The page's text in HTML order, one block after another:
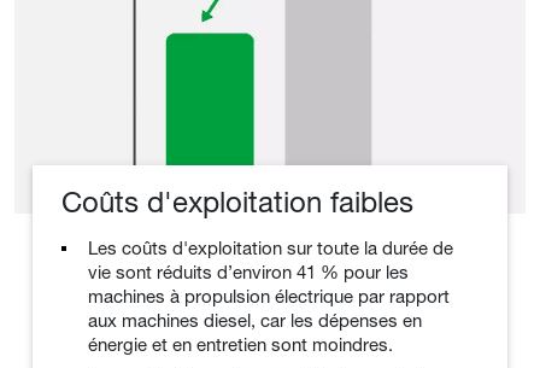
Coûts d'exploitation faibles
Les coûts d'exploitation sur toute la durée de
vie sont réduits d’environ 41 % pour les
machines à propulsion électrique par rapport
aux machines diesel, car les dépenses en
énergie et en entretien sont moindres.